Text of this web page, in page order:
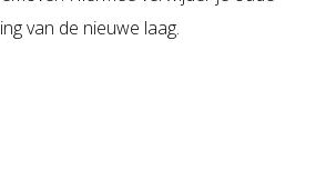
van de nieuwe laag.